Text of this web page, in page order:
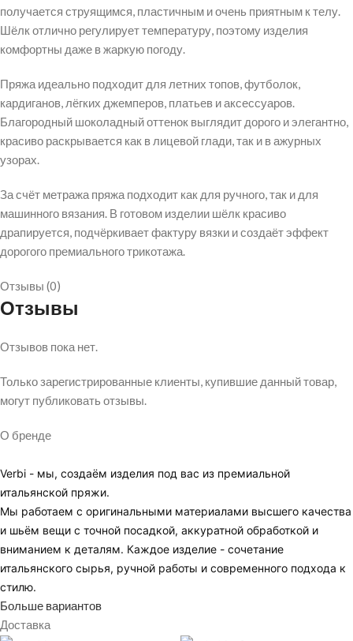
получается струящимся, пластичным и очень приятным к телу.
Шёлк отлично регулирует температуру, поэтому изделия
комфортны даже в жаркую погоду.
Пряжа идеально подходит для летних топов, футболок,
кардиганов, лёгких джемперов, платьев и аксессуаров.
Благородный шоколадный оттенок выглядит дорого и элегантно,
красиво раскрывается как в лицевой глади, так и в ажурных
узорах.
За счёт метража пряжа подходит как для ручного, так и для
машинного вязания. В готовом изделии шёлк красиво
драпируется, подчёркивает фактуру вязки и создаёт эффект
дорогого премиального трикотажа.
Отзывы (0)
Отзывы
Отзывов пока нет.
Только зарегистрированные клиенты, купившие данный товар,
могут публиковать отзывы.
О бренде
Verbi - мы, создаём изделия под вас из премиальной
итальянской пряжи.
Мы работаем с оригинальными материалами высшего качества
и шьём вещи с точной посадкой, аккуратной обработкой и
вниманием к деталям. Каждое изделие - сочетание
итальянского сырья, ручной работы и современного подхода к
стилю.
Больше вариантов
Доставка